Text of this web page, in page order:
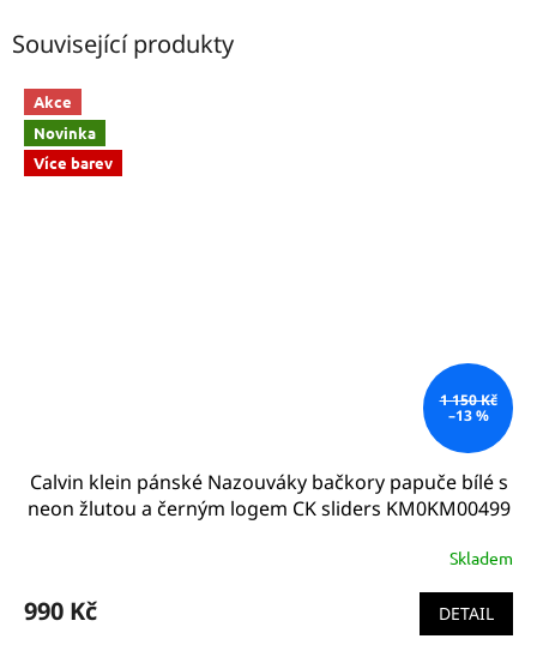
Související produkty
Akce
Novinka
Více barev
1 150 Kč
–13 %
Calvin klein pánské Nazouváky bačkory papuče bílé s
neon žlutou a černým logem CK sliders KM0KM00499
Skladem
990 Kč DETAIL